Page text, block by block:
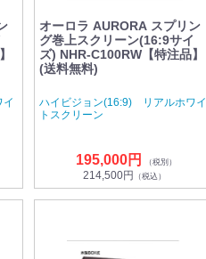
オーロラ AURORA スプリン
グ巻上スクリーン(16:9サイ
ズ) NHR-C100RW【特注品】
(送料無料)
ハイビジョン(16:9) リアルホワイ
トスクリーン
195,000円 （税別）
214,500円 （税込）